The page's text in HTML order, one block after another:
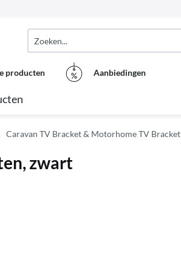
producten Aanbiedingen
Caravan TV Bracket & Motorhome TV Bracket
zwart